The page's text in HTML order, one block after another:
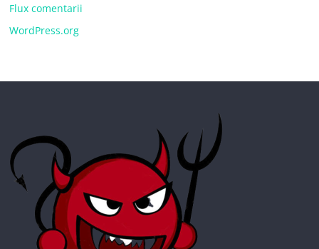
Flux comentarii
WordPress.org